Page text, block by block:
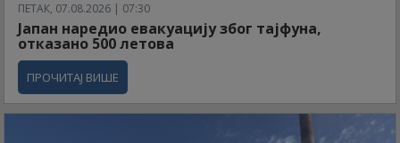
ПЕТАК, 07.08.2026 | 07:30
Јапан наредио евакуацију због тајфуна,
отказано 500 летова
ПРОЧИТАЈ ВИШЕ